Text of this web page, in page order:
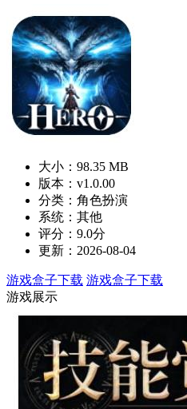
大小：98.35 MB
版本：v1.0.00
分类：角色扮演
系统：其他
评分：9.0分
更新：2026-08-04
游戏盒子下载 游戏盒子下载
游戏展示